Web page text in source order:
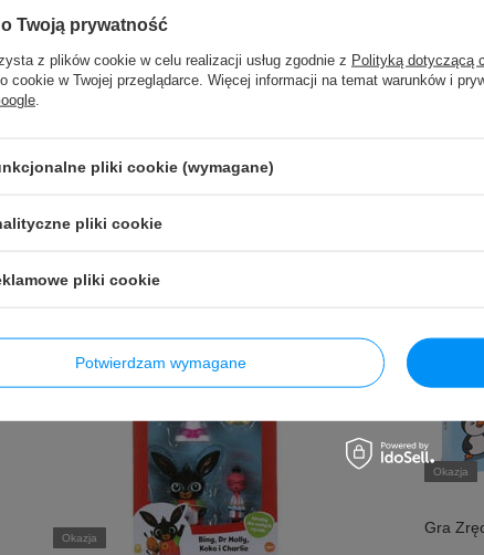
Okazja
Okazja
Gra
Twoją prywatność
z plików cookie w celu realizacji usług zgodnie z Polityką dotyczącą
cookie w Twojej przeglądarce. Więcej informacji na temat warunków i
pliki cookie (wymagane)
pliki cookie
pliki cookie
Potwierdzam wymagane